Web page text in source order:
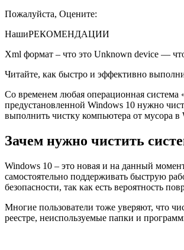
Пожалуйста, Оцените:
НашиРЕКОМЕНДАЦИИ
Xml формат – что это Unknown device —
Читайте, как быстро и эффективно
Со временем любая операционная система
предустановленной Windows 10 нужно
выполнить чистку компьютера от мусора в
Зачем нужно чистить
Windows 10 – это новая и на данный
самостоятельно поддерживать быструю
безопасности, так как есть вероятность
Многие пользователи тоже уверяют, что
реестре, неиспользуемые папки и